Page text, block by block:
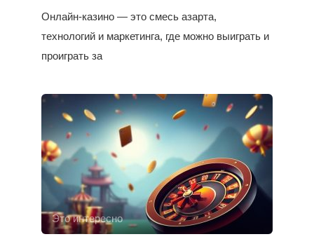
Онлайн-казино — это смесь азарта,
технологий и маркетинга, где можно выиграть и
проиграть за
Это интересно